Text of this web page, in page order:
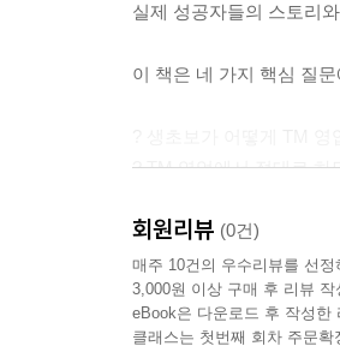
실제 성공자들의 스토리
이 책은 네 가지 핵심 질
? TM 영업에서 절대로 하
? TM 영업이 평생직장이
이 책은 단순한 성공담
“경력단절로 재취업이 어
회원리뷰 (0건)
매주 10건의 우수리뷰를 선
3,000원 이상 구매 후 리뷰 작
eBook은 다운로드 후 작성한
클래스는 첫번째 회차 주문